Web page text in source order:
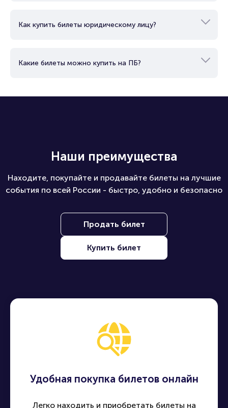
Как купить билеты юридическому лицу?
Какие билеты можно купить на ПБ?
Наши преимущества
Находите, покупайте и продавайте билеты на лучшие
события по всей России - быстро, удобно и безопасно
Продать билет
Купить билет
Удобная покупка билетов онлайн
Легко находить и приобретать билеты на